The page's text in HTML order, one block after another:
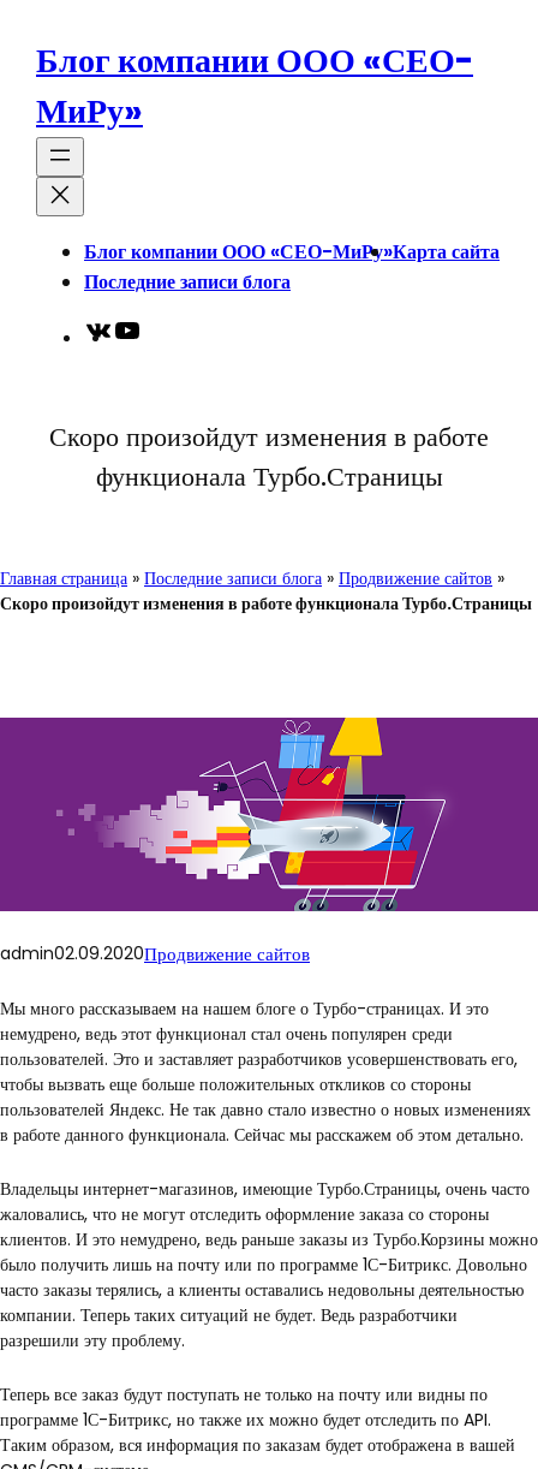
содержимому
Блог компании ООО «СЕО-
МиРу»
Блог компании ООО «СЕО-МиРу»Карта сайта
Последние записи блога
VK
Скоро произойдут изменения в работе
функционала Турбо.Страницы
Главная страница » Последние записи блога » Продвижение сайтов »
Скоро произойдут изменения в работе функционала Турбо.Страницы
admin02.09.2020Продвижение сайтов
Мы много рассказываем на нашем блоге о Турбо-страницах. И это
немудрено, ведь этот функционал стал очень популярен среди
пользователей. Это и заставляет разработчиков усовершенствовать его,
чтобы вызвать еще больше положительных откликов со стороны
пользователей Яндекс. Не так давно стало известно о новых изменениях
в работе данного функционала. Сейчас мы расскажем об этом детально.
Владельцы интернет-магазинов, имеющие Турбо.Страницы, очень часто
жаловались, что не могут отследить оформление заказа со стороны
клиентов. И это немудрено, ведь раньше заказы из Турбо.Корзины можно
было получить лишь на почту или по программе 1С-Битрикс. Довольно
часто заказы терялись, а клиенты оставались недовольны деятельностью
компании. Теперь таких ситуаций не будет. Ведь разработчики
разрешили эту проблему.
Теперь все заказ будут поступать не только на почту или видны по
программе 1С-Битрикс, но также их можно будет отследить по API.
Таким образом, вся информация по заказам будет отображена в вашей